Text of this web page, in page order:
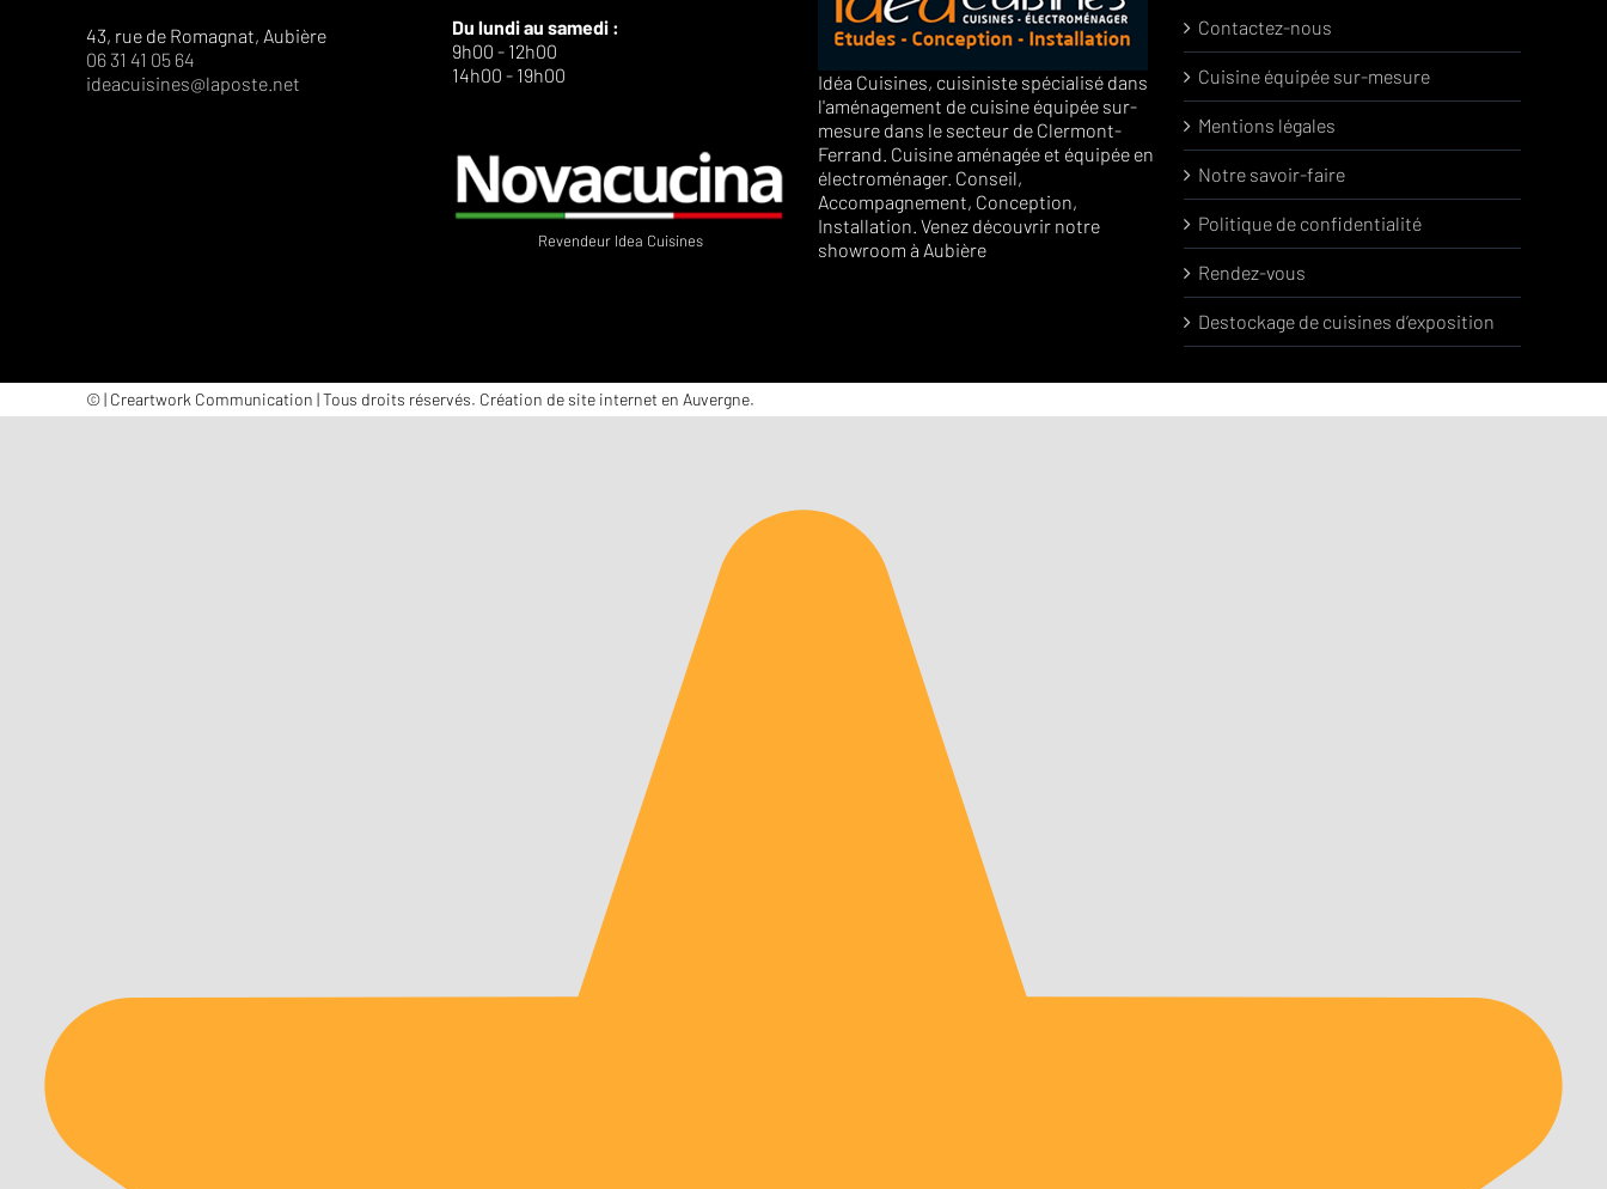
43, rue de Romagnat, Aubière
06 31 41 05 64
ideacuisines@laposte.net
Du lundi au samedi :
9h00 - 12h00
14h00 - 19h00
Revendeur Idea Cuisines
Idéa Cuisines, cuisiniste spécialisé dans
l'aménagement de cuisine équipée sur-
mesure dans le secteur de Clermont-
Ferrand. Cuisine aménagée et équipée en
électroménager. Conseil,
Accompagnement, Conception,
Installation. Venez découvrir notre
showroom à Aubière
Contactez-nous
Cuisine équipée sur-mesure
Mentions légales
Notre savoir-faire
Politique de confidentialité
Rendez-vous
Destockage de cuisines d’exposition
©| Creartwork Communication | Tous droits réservés. Création de site internet en Auvergne.